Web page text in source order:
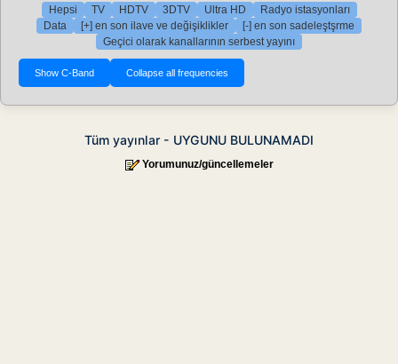
Hepsi TV HDTV 3DTV Ultra HD
Radyo istasyonları
Data
[+] en son ilave ve değişiklikler
[-] en son sadeleştşrme
Geçici olarak kanallarının serbest yayını
Tüm yayınlar - UYGUNU BULUNAMADI
Yorumunuz/güncellemeler